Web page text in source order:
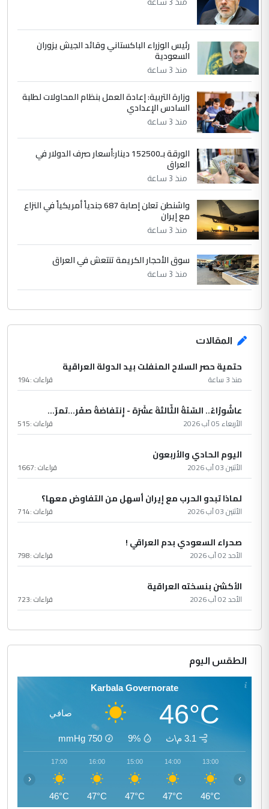
5 حيدر عاشور
التعليق : تحياتي لك استاذ حامدتركان. كلام
دقيق ومسؤول؛ فالاستثمار الحقيقي للإنسان
وثروات البلد يعتمد على الكفاءة ...
الموضوع :
بين الإهمال واغتصاب الأرض.. بلاد
الرافدين تعاني الجفاف والتصحر!!
رئيس الوزراء الباكستاني وقائد الجيش يزوران
السعودية
منذ 3 ساعة
وزارة التربية: إعادة العمل بنظام المحاولات لطلبة
السادس الإعدادي
منذ 3 ساعة
الورقة بـ152500 دينار:أسعار صرف الدولار في
العراق
منذ 3 ساعة
واشنطن تعلن إصابة 687 جندياً أمريكياً في النزاع
مع إيران
منذ 3 ساعة
سوق الأحجار الكريمة تنتعش في العراق
منذ 3 ساعة
المقالات
حتمية حصر السلاح المنفلت بيد الدولة العراقية
منذ 3 ساعة قراءات :194
عاشُورْاءُ.. السّنَةُ الثّالثةَ عشَرَة - إِنتفاضةُ صفَر…تمرّ...
الأربعاء 05 آب 2026 قراءات :515
اليوم الحادي والأربعون
الأثنين 03 آب 2026 قراءات :1667
لماذا تبدو الحرب مع إيران أسهل من التفاوض معها؟
الأثنين 03 آب 2026 قراءات :714
صحراء السعودي بدم العراقي !
الأحد 02 آب 2026 قراءات :798
الأكشن بنسخته العراقية
الأحد 02 آب 2026 قراءات :723
الطقس اليوم
Karbala Governorate
46°C صافي
3.1 م\ث 9%
750
mmHg
13:00
46°C
14:00
47°C
15:00
47°C
16:00
47°C
17:00
46°C
‹ ›